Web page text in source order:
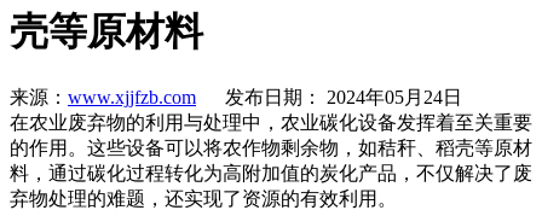
壳等原材料
来源： www.xjjfzb.com 发布日期： 2024年05月24日
在农业废弃物的利用与处理中，农业碳化设备发挥着至关重要
的作用。这些设备可以将农作物剩余物，如秸秆、稻壳等原材
料，通过碳化过程转化为高附加值的炭化产品，不仅解决了废
弃物处理的难题，还实现了资源的有效利用。